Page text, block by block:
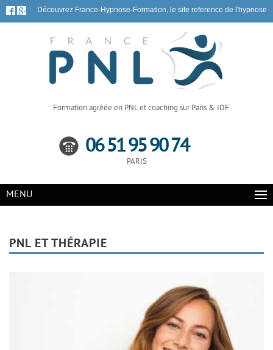
Découvrez France-Hypnose-Formation, le site reference de l'hypnose
Formation agréée en PNL et coaching sur Paris & IDF
06 51 95 90 74
PARIS
MENU
PNL ET THÉRAPIE